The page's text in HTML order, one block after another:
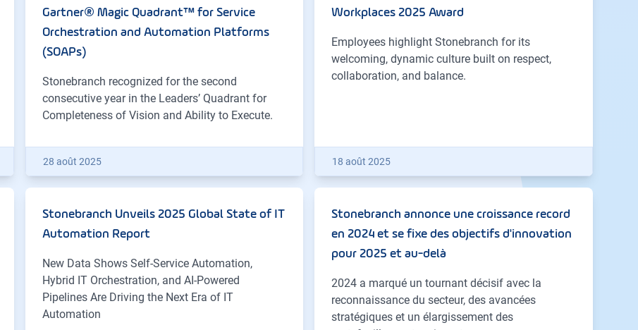
Gartner® Magic Quadrant™ for Service
Orchestration and Automation Platforms
(SOAPs)
Stonebranch recognized for the second
consecutive year in the Leaders’ Quadrant for
Completeness of Vision and Ability to Execute.
28 août 2025
Workplaces 2025 Award
Employees highlight Stonebranch for its
welcoming, dynamic culture built on respect,
collaboration, and balance.
18 août 2025
Stonebranch Unveils 2025 Global State of IT
Automation Report
New Data Shows Self-Service Automation,
Hybrid IT Orchestration, and AI-Powered
Pipelines Are Driving the Next Era of IT
Automation
Stonebranch annonce une croissance record
en 2024 et se fixe des objectifs d'innovation
pour 2025 et au-delà
2024 a marqué un tournant décisif avec la
reconnaissance du secteur, des avancées
stratégiques et un élargissement des